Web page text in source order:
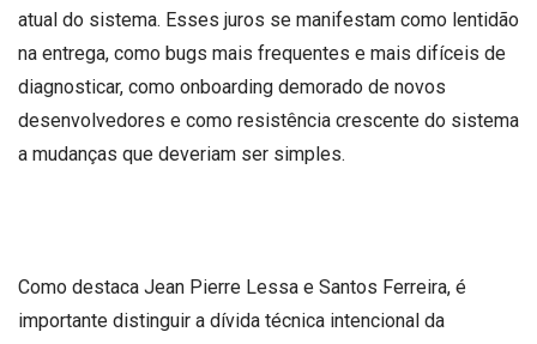
atual do sistema. Esses juros se manifestam como lentidão
na entrega, como bugs mais frequentes e mais difíceis de
diagnosticar, como onboarding demorado de novos
desenvolvedores e como resistência crescente do sistema
a mudanças que deveriam ser simples.
Como destaca Jean Pierre Lessa e Santos Ferreira, é
importante distinguir a dívida técnica intencional da